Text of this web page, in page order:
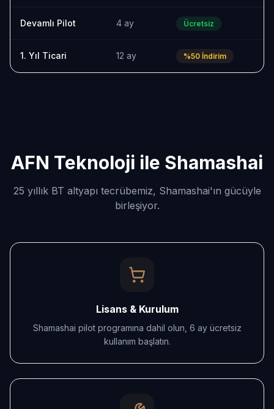
Devamlı Pilot 4 ay Ücretsiz
1. Yıl Ticari 12 ay %50 İndirim
AFN Teknoloji ile Shamashai
25 yıllık BT altyapı tecrübemiz, Shamashai'ın gücüyle
birleşiyor.
Lisans & Kurulum
Shamashai pilot programına dahil olun, 6 ay ücretsiz
kullanım başlatın.